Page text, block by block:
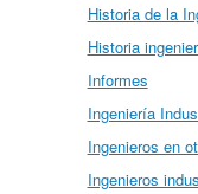
Historia de la
Historia
Informes
Ingeniería
Ingenieros en
Ingenieros